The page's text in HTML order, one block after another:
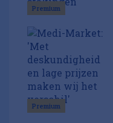
Premium
Premium